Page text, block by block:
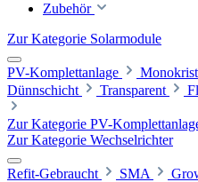
Zubehör
Zur Kategorie Solarmodule
PV-Komplettanlage
Dünnschicht
Transparent
Zur Kategorie PV-
Zur Kategorie Wechselrichter
Refit-Gebraucht SMA